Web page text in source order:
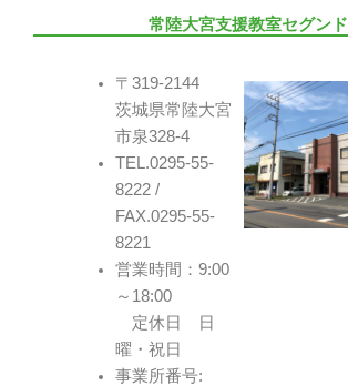
常陸大宮支援教室セグンド
〒319-2144
茨城県常陸大宮
市泉328-4
TEL.0295-55-
8222 /
FAX.0295-55-
8221
営業時間：9:00
～18:00
定休日 日
曜・祝日
事業所番号: